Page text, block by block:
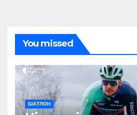
You missed
БІАТЛОН